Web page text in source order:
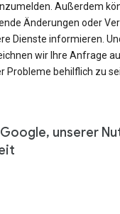
Außerdem
Änderungen oder
Dienste informieren.
wir Ihre Anfrage
Probleme behilflich zu
unserer